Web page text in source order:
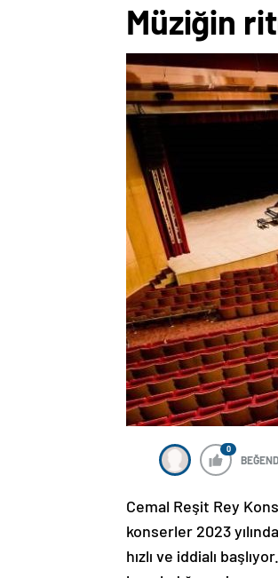
Müziğin
0
Cemal Reşit Rey
konserler 2023
hızlı ve iddialı